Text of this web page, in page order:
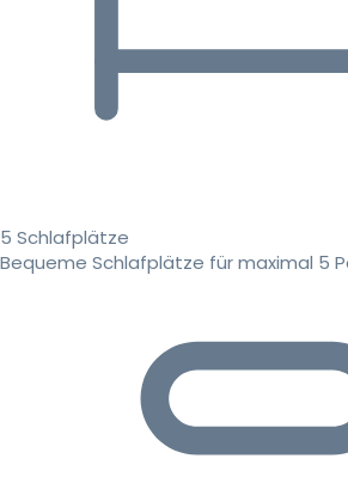
5 Schlafplätze
Bequeme Schlafplätze für maximal 5